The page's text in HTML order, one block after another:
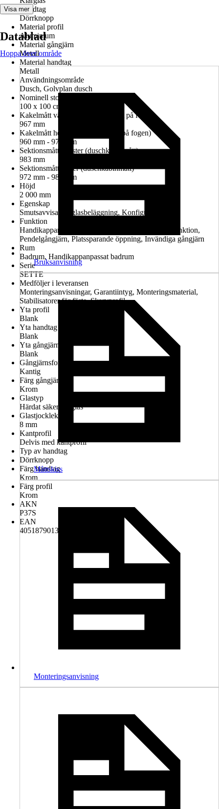
Handtag
Dörrknopp
Material profil
Aluminium
Material gångjärn
Metall
Material handtag
Metall
Användningsområde
Dusch, Golvplan dusch
Nominell storlek i cm
100 x 100 cm
Kakelmått vänster (glasrutans mitt på fogen)
967 mm
Kakelmått höger (glasrutans mitt på fogen)
960 mm - 974 mm
Sektionsmått vänster (duschkabinmått)
983 mm
Sektionsmått höger (duschkabinmått)
972 mm - 986 mm
Höjd
2 000 mm
Egenskap
Smutsavvisande glasbeläggning, Konfigurerbar
Funktion
Handikappanpassad montering möjlig, Lyft-sänk-funktion,
Pendelgångjärn, Platssparande öppning, Invändiga gångjärn
Rum
Badrum, Handikappanpassat badrum
Serie
SETTE
Medföljer i leveransen
Monteringsanvisningar, Garantiintyg, Monteringsmaterial,
Stabilisatorer för fäste, Skarvprofil
Yta profil
Blank
Yta handtag
Blank
Yta gångjärn
Blank
Gångjärnsform
Kantig
Färg gångjärn
Krom
Glastyp
Härdat säkerhetsglas
Glastjocklek
8 mm
Kantprofil
Delvis med kantprofil
Typ av handtag
Dörrknopp
Färg handtag
Krom
Färg profil
Krom
AKN
P37S
EAN
4051879013482
Visa mer
Datablad
Hoppa över område
Bruksanvisning
Måttskiss
Monteringsanvisning